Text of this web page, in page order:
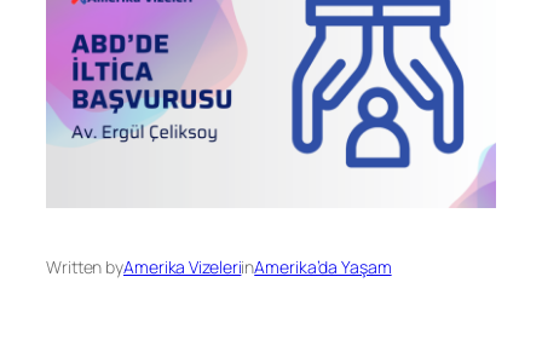
Written byAmerika VizeleriinAmerika’da Yaşam